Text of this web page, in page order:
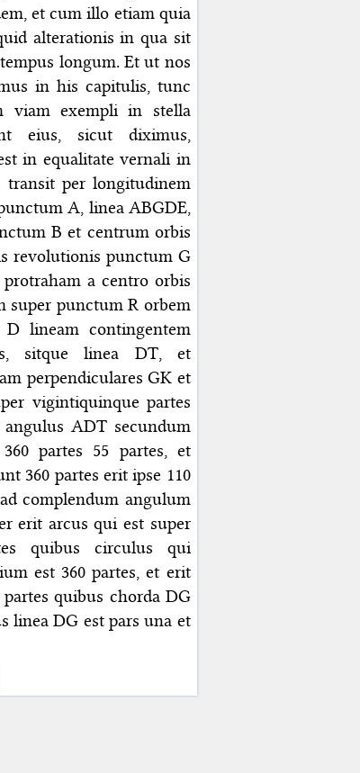
et cum illo etiam quia
alterationis in qua sit
longum. Et ut nos
in his capitulis, tunc
viam exempli in stella
eius, sicut diximus,
in equalitate vernali in
per longitudinem
A, linea ABGDE,
B et centrum orbis
revolutionis punctum G
a centro orbis
super punctum R orbem
lineam contingentem
sitque linea DT, et
perpendiculares GK et
vigintiquinque partes
ADT secundum
partes 55 partes, et
360 partes erit ipse 110
complendum angulum
erit arcus qui est super
quibus circulus qui
est 360 partes, et erit
quibus chorda DG
linea DG est pars una et